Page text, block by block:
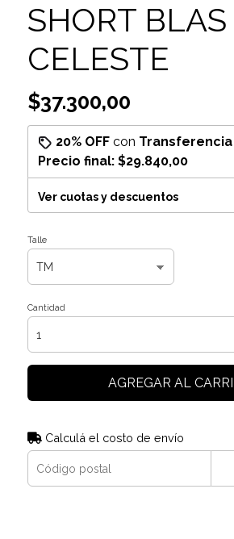
SHORT BLAS
CELESTE
$37.300,00
20% OFFcon Transferencia
Precio final: $29.840,00
Ver cuotas y descuentos
Talle
Cantidad
AGREGAR AL
Calculá el costo de envío